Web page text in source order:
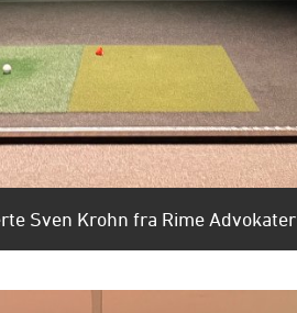
Sven Krohn fra Rime Advokater